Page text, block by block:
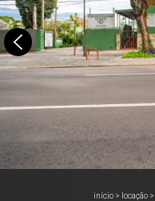
início> locação>